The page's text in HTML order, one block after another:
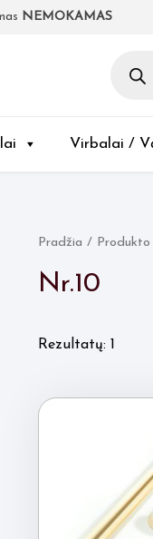
NEMOKAMAS
search
Virbalai /
Pradžia / Produkto
Nr.10
Rezultatų: 1